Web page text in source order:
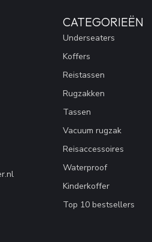
CATEGORIEËN
Underseaters
Koffers
Reistassen
Rugzakken
Tassen
Vacuum rugzak
Reisaccessoires
Waterproof
Kinderkoffer
Top 10 bestsellers